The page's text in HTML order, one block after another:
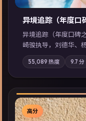
异境追踪（年度口
异境追踪（年度口碑
崎骏执导，刘德华、
轴，旧案重提，真相
强化地域气质；站内
看」延展检索同类型
55,089 热度 9.7 分
高分